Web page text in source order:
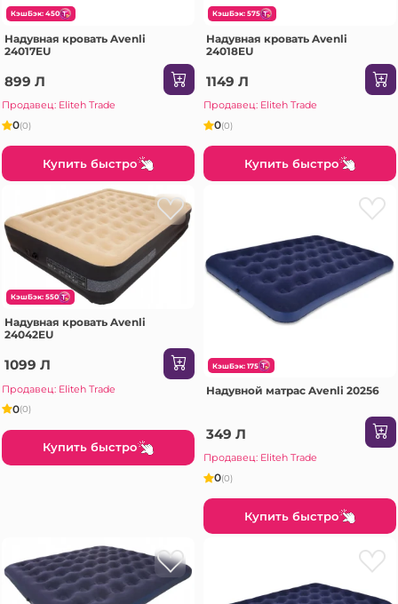
КэшБэк: 450
Надувная кровать Avenli
24017EU
899 Л
Продавец: Eliteh Trade
0(0)
Купить быстро
КэшБэк: 575
Надувная кровать Avenli
24018EU
1149 Л
Продавец: Eliteh Trade
0(0)
Купить быстро
КэшБэк: 550
Надувная кровать Avenli
24042EU
1099 Л
Продавец: Eliteh Trade
0(0)
Купить быстро
КэшБэк: 175
Надувной матрас Avenli 20256
349 Л
Продавец: Eliteh Trade
0(0)
Купить быстро